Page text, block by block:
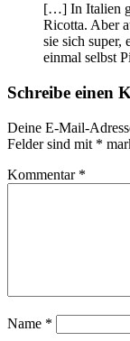
[…] In Italien
Ricotta. Aber
sie sich super,
einmal selbst
Schreibe einen
Deine E-Mail-
Felder sind mit *
Kommentar *
Name *